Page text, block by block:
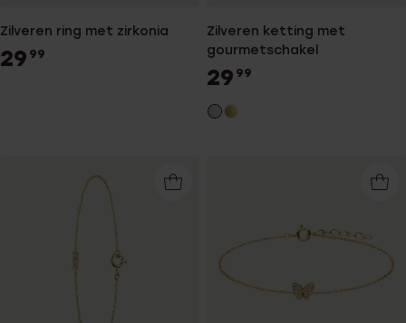
Zilveren ring met zirkonia
29 99
Zilveren ketting met
gourmetschakel
29 99